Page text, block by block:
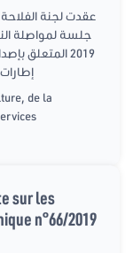
عقدت لجنة الفلاحة
2019 المتعلق
de la
sur les
n°66/2019